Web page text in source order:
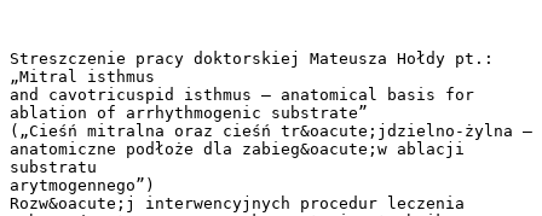
Streszczenie pracy doktorskiej Mateusza Hołdy pt.:
„Mitral isthmus
and cavotricuspid isthmus – anatomical basis for
ablation of arrhythmogenic substrate”
(„Cieśń mitralna oraz cieśń tr&oacute;jdzielno-żylna –
anatomiczne podłoże dla zabieg&oacute;w ablacji
substratu
arytmogennego”)
Rozw&oacute;j interwencyjnych procedur leczenia